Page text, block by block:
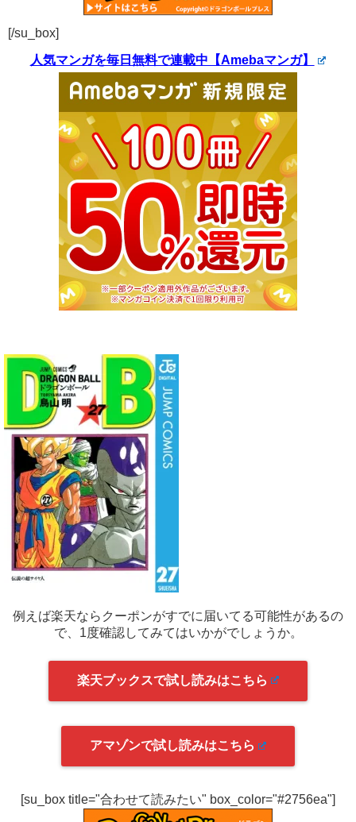
[/su_box]
人気マンガを毎日無料で連載中【Amebaマンガ】
例えば楽天ならクーポンがすでに届いてる可能性があるの
で、1度確認してみてはいかがでしょうか。
楽天ブックスで試し読みはこちら
アマゾンで試し読みはこちら
[su_box title="合わせて読みたい" box_color="#2756ea"]